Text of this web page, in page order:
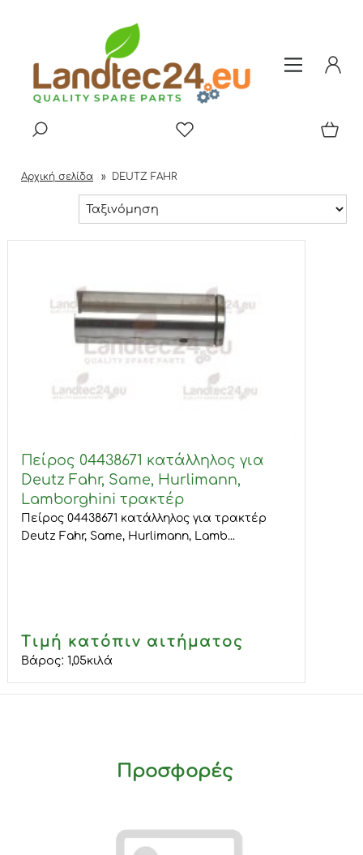
Αρχική σελίδα » DEUTZ FAHR
Πείρος 04438671 κατάλληλος για
Deutz Fahr, Same, Hurlimann,
Lamborghini τρακτέρ
Πείρος 04438671 κατάλληλος για τρακτέρ
Deutz Fahr, Same, Hurlimann, Lamb...
Τιμή κατόπιν αιτήματος
Βάρος: 1,05κιλά
Προσφορές